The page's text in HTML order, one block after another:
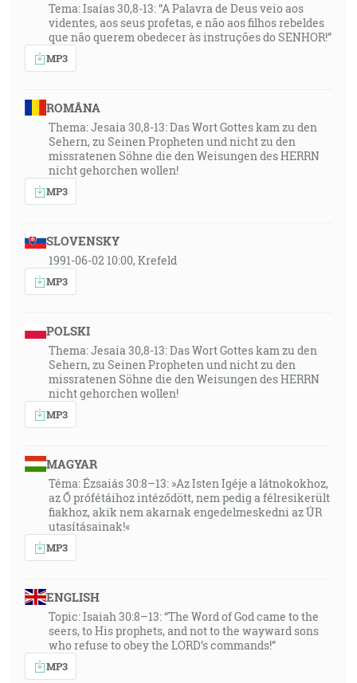
Tema: Isaías 30,8-13: “A Palavra de Deus veio aos
videntes, aos seus profetas, e não aos filhos rebeldes
que não querem obedecer às instruções do SENHOR!”
MP3
ROMÂNA
Thema: Jesaia 30,8-13: Das Wort Gottes kam zu den
Sehern, zu Seinen Propheten und nicht zu den
missratenen Söhne die den Weisungen des HERRN
nicht gehorchen wollen!
MP3
SLOVENSKY
1991-06-02 10:00, Krefeld
MP3
POLSKI
Thema: Jesaia 30,8-13: Das Wort Gottes kam zu den
Sehern, zu Seinen Propheten und nicht zu den
missratenen Söhne die den Weisungen des HERRN
nicht gehorchen wollen!
MP3
MAGYAR
Téma: Ézsaiás 30:8–13: »Az Isten Igéje a látnokokhoz,
az Ő prófétáihoz intéződött, nem pedig a félresikerült
fiakhoz, akik nem akarnak engedelmeskedni az ÚR
utasításainak!«
MP3
ENGLISH
Topic: Isaiah 30:8–13: “The Word of God came to the
seers, to His prophets, and not to the wayward sons
who refuse to obey the LORD’s commands!”
MP3